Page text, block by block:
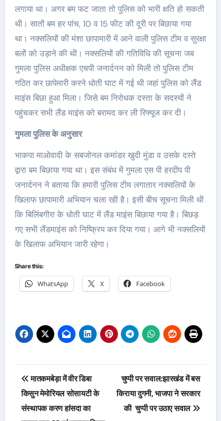
लगाया था। अगर बम फट जाता तो पुलिस को भारी क्षति हो सकती
थी। सातों बम हर पांच, 10 व 15 फीट की दूरी पर बिछाया गया
था। नक्सलियों की मंशा छापामारी में आने वाली पुलिस टीम व सुरक्षा
बलों को उड़ाने की थी। नक्सलियों की गतिविधि की सूचना जब
गुमला पुलिस अधीक्षक एचपी जनार्दनन को मिली तो पुलिस टीम
गठित कर छापेमारी करने धोती घाट में गई थी जहां पुलिस को लैंड
माइंस बिछा हुआ मिला। जिसे बम निरोधक दस्ता के सदस्यों ने
पहुंचकर सभी लैंड माइंस को बरामद कर ली रिफ्यूज कर दी।
गुमला पुलिस के अनुसार
भाकपा माओवादी के सबजोनल कमांडर खुदी मुंडा व उसके दस्ते
द्वारा बम बिछाया गया था। इस संबंध में गुमला एस पी हरदीप पी
जनार्दनन ने बताया कि हमारी पुलिस टीम लगातार नक्सलियों के
खिलाफ छापामारी अभियान चला रही है। इसी बीच सूचना मिली थी
कि बिलिंबगीरा के धोती घाट में लैंड माइंस बिछाया गया है। बिछड़
गए सभी लैंडमाइंस को निष्क्रिय कर दिया गया। आगे भी नक्सलियों
के खिलाफ अभियान जारी रहेगा।
Share this:
WhatsApp X Facebook
Post
navigation
मातकमबेड़ा में वीर डिबा
किसुन मेमोरियल सोसायटी के
संस्थापक करण हांसदा का
चुप्पी पर सवाल:झारखंड में बस
किराया दुगनी, भाजपा ने सरकार
की चुप्पी पर उठाए सवाल